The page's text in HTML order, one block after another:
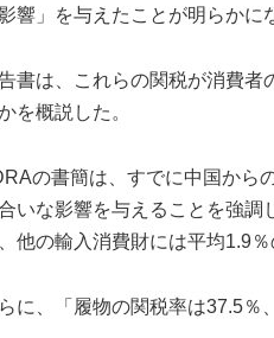
響」を与えたことが明らかに
書は、これらの関税が消費者
を概説した。
の書簡は、すでに中国から
いな影響を与えることを強
他の輸入消費財には平均1.9
に、「履物の関税率は37.5％